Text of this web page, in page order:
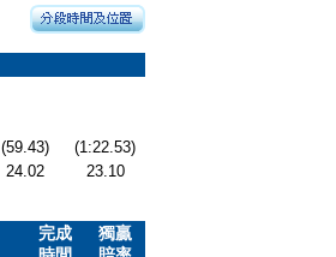
(59.43)
(1:22.53)
24.02
23.10
完成
獨贏